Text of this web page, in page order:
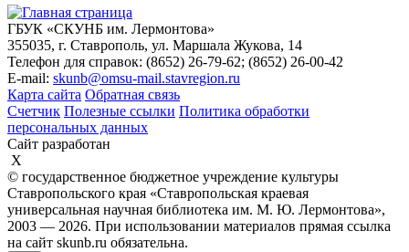
ГБУК «СКУНБ им. Лермонтова»
355035, г. Ставрополь, ул. Маршала Жукова, 14
Телефон для справок: (8652) 26-79-62; (8652) 26-00-42
E-mail: skunb@omsu-mail.stavregion.ru
Карта сайта Обратная связь
Счетчик Полезные ссылки Политика обработки
персональных данных
Сайт разработан
X
© государственное бюджетное учреждение культуры
Ставропольского края «Ставропольская краевая
универсальная научная библиотека им. М. Ю. Лермонтова»,
2003 — 2026. При использовании материалов прямая ссылка
на сайт skunb.ru обязательна.